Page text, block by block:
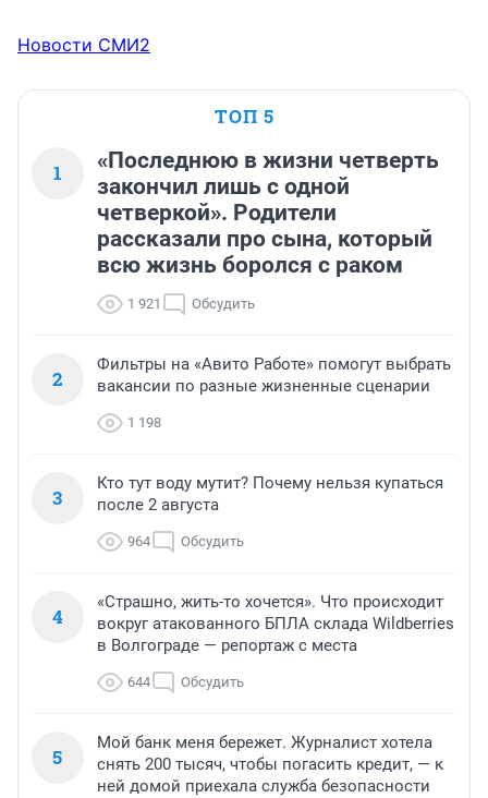
Новости СМИ2
ТОП 5
1
«Последнюю в жизни четверть
закончил лишь с одной
четверкой». Родители
рассказали про сына, который
всю жизнь боролся с раком
1 921 Обсудить
2
Фильтры на «Авито Работе» помогут выбрать
вакансии по разные жизненные сценарии
1 198
3
Кто тут воду мутит? Почему нельзя купаться
после 2 августа
964 Обсудить
4
«Страшно, жить-то хочется». Что происходит
вокруг атакованного БПЛА склада Wildberries
в Волгограде — репортаж с места
644 Обсудить
5
Мой банк меня бережет. Журналист хотела
снять 200 тысяч, чтобы погасить кредит, — к
ней домой приехала служба безопасности